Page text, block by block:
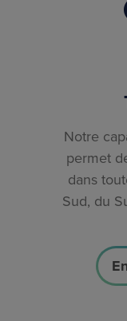
Notre
permet
dans
Sud, du